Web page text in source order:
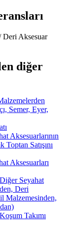
Aksesuar
diğer
Semer, Eyer,
Aksesuarlarının
Satışını
Aksesuarları
Seyahat
Deri
Malzemesinden,
Takımı